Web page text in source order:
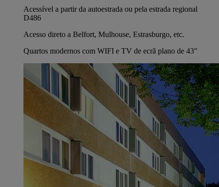
Acessível a partir da autoestrada ou pela estrada regional
D486
Acesso direto a Belfort, Mulhouse, Estrasburgo, etc.
Quartos modernos com WIFI e TV de ecrã plano de 43"